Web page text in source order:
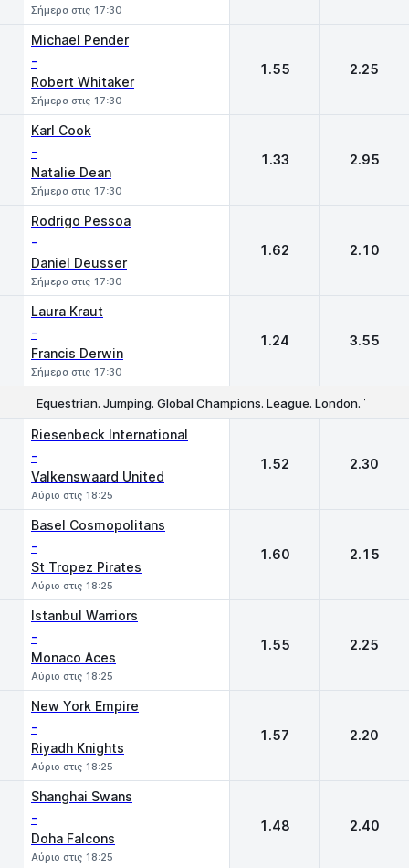
Σήμερα στις 17:30
Michael Pender
-
Robert Whitaker
Σήμερα στις 17:30
1.55 2.25
Karl Cook
-
Natalie Dean
Σήμερα στις 17:30
1.33 2.95
Rodrigo Pessoa
-
Daniel Deusser
Σήμερα στις 17:30
1.62 2.10
Laura Kraut
-
Francis Derwin
Σήμερα στις 17:30
1.24 3.55
Equestrian. Jumping. Global Champions. League. London.
Riesenbeck International
-
Valkenswaard United
Αύριο στις 18:25
1.52 2.30
Basel Cosmopolitans
-
St Tropez Pirates
Αύριο στις 18:25
1.60 2.15
Istanbul Warriors
-
Monaco Aces
Αύριο στις 18:25
1.55 2.25
New York Empire
-
Riyadh Knights
Αύριο στις 18:25
1.57 2.20
Shanghai Swans
-
Doha Falcons
Αύριο στις 18:25
1.48 2.40